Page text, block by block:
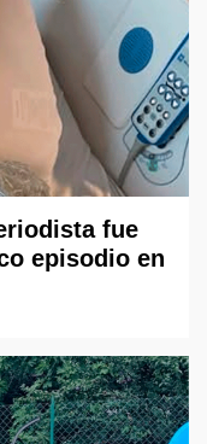
fue
episodio en